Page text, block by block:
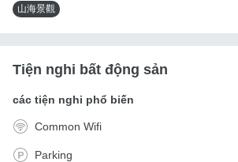
山海景觀
Tiện nghi bất động sản
các tiện nghi phổ biến
Common Wifi
Parking